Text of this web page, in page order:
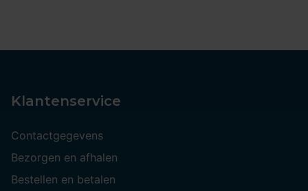
Klantenservice
Contactgegevens
Bezorgen en afhalen
Bestellen en betalen